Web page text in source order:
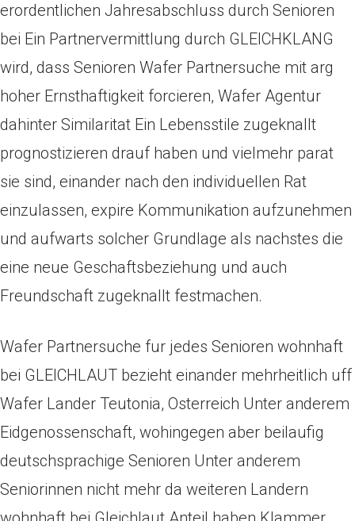
erordentlichen Jahresabschluss durch Senioren
bei Ein Partnervermittlung durch GLEICHKLANG
wird, dass Senioren Wafer Partnersuche mit arg
hoher Ernsthaftigkeit forcieren, Wafer Agentur
dahinter Similaritat Ein Lebensstile zugeknallt
prognostizieren drauf haben und vielmehr parat
sie sind, einander nach den individuellen Rat
einzulassen, expire Kommunikation aufzunehmen
und aufwarts solcher Grundlage als nachstes die
eine neue Geschaftsbeziehung und auch
Freundschaft zugeknallt festmachen.
Wafer Partnersuche fur jedes Senioren wohnhaft
bei GLEICHLAUT bezieht einander mehrheitlich uff
Wafer Lander Teutonia, Osterreich Unter anderem
Eidgenossenschaft, wohingegen aber beilaufig
deutschsprachige Senioren Unter anderem
Seniorinnen nicht mehr da weiteren Landern